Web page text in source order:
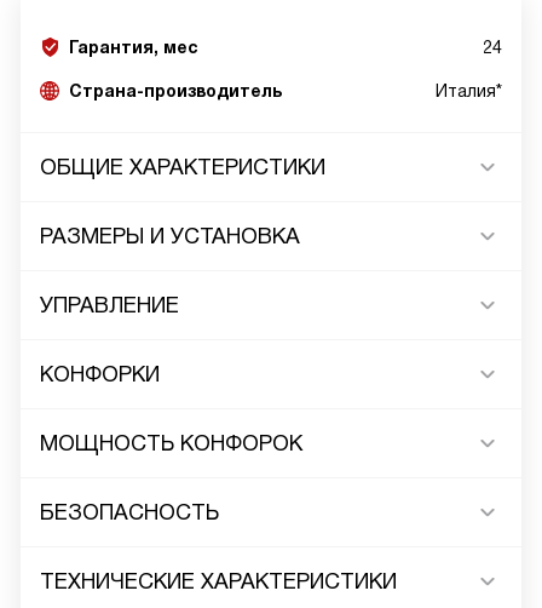
Гарантия, мес 24
Страна-производитель Италия*
ОБЩИЕ ХАРАКТЕРИСТИКИ
РАЗМЕРЫ И УСТАНОВКА
УПРАВЛЕНИЕ
КОНФОРКИ
МОЩНОСТЬ КОНФОРОК
БЕЗОПАСНОСТЬ
ТЕХНИЧЕСКИЕ ХАРАКТЕРИСТИКИ